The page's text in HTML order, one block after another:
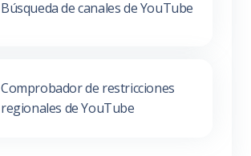
Búsqueda de canales de YouTube
Comprobador de restricciones
regionales de YouTube